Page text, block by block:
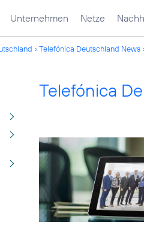
Unternehmen Netze
Telefónica Deutschland News
Telefónica